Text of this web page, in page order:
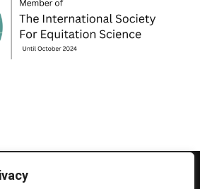
International Federation of